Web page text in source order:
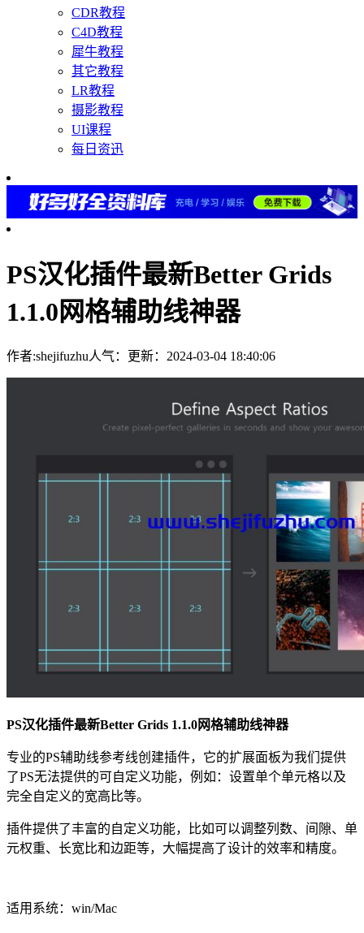
CDR教程
C4D教程
犀牛教程
其它教程
LR教程
摄影教程
UI课程
每日资迅
PS汉化插件最新Better Grids
1.1.0网格辅助线神器
作者:shejifuzhu人气： 更新：2024-03-04 18:40:06
PS汉化插件最新Better Grids 1.1.0网格辅助线神器
专业的PS辅助线参考线创建插件，它的扩展面板为我们提供
了PS无法提供的可自定义功能，例如：设置单个单元格以及
完全自定义的宽高比等。
插件提供了丰富的自定义功能，比如可以调整列数、间隙、单
元权重、长宽比和边距等，大幅提高了设计的效率和精度。
适用系统：win/Mac